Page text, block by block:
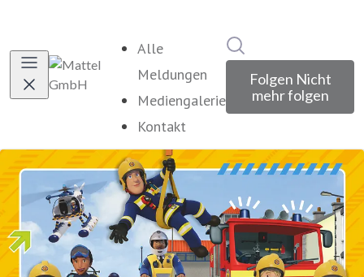
Alle
Meldungen
Mediengalerie
Kontakt
Folgen Nicht
mehr folgen